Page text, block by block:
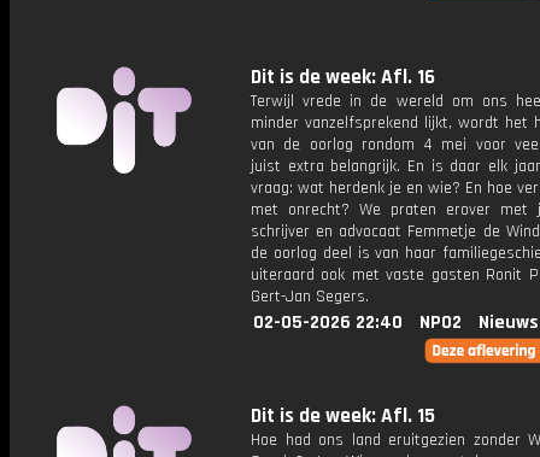
Dit is de week: Afl. 16
Terwijl vrede in de wereld om ons
minder vanzelfsprekend lijkt, wordt het
van de oorlog rondom 4 mei voor
juist extra belangrijk. En is daar elk
vraag: wat herdenk je en wie? En hoe
met onrecht? We praten erover met
schrijver en advocaat Femmetje de
de oorlog deel is van haar
uiteraard ook met vaste gasten Ronit
Gert-Jan Segers.
02-05-2026 22:40 NPO2
Dit is de week: Afl. 15
Hoe had ons land eruitgezien zonder